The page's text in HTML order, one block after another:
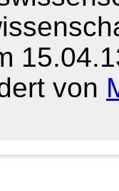
von